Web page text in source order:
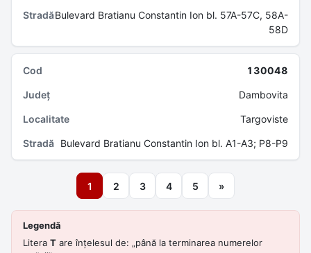
Bulevard Bratianu Constantin Ion bl. 57A-57C, 58A-
58D
130048
Dambovita
Targoviste
Bulevard Bratianu Constantin Ion bl. A1-A3; P8-P9
1 2 3 4 5 »
Legendă
Litera T are înțelesul de: „până la terminarea numerelor